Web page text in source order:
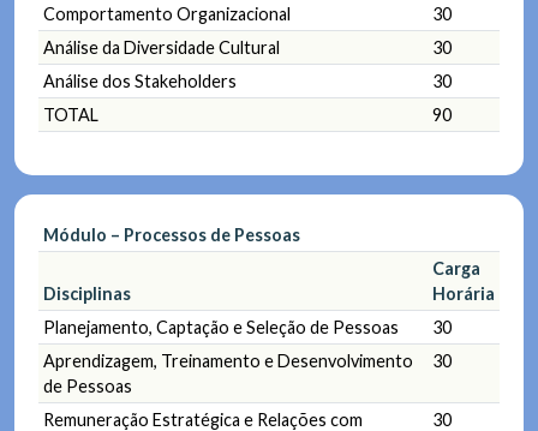
Comportamento Organizacional
30
Análise da Diversidade Cultural
30
Análise dos Stakeholders
30
TOTAL
90
Módulo – Processos de Pessoas
Disciplinas
Carga
Horária
Planejamento, Captação e Seleção de Pessoas
30
Aprendizagem, Treinamento e Desenvolvimento
de Pessoas
30
Remuneração Estratégica e Relações com
30